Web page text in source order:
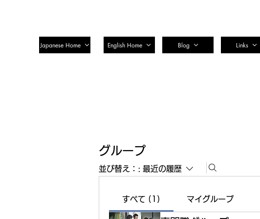
Japanese Home English Home Blog Links
グループ
並び替え：: 最近の履歴
すべて (1) マイグループ